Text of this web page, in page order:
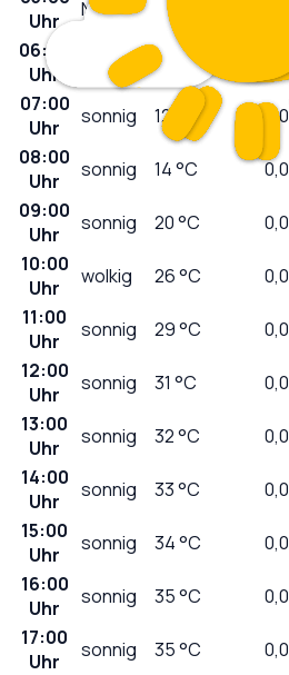
Uhr
Nebel 12
06:00
Uhr
sonnig 11 °C
07:00
Uhr
sonnig 12 °C 0,0
08:00
Uhr
sonnig 14°C 0,0
09:00
Uhr
sonnig 20°C 0,0
10:00
Uhr
wolkig 26°C 0,0
11:00
Uhr
sonnig 29°C 0,0
12:00
Uhr
sonnig 31 °C 0,0
13:00
Uhr
sonnig 32°C 0,0
14:00
Uhr
sonnig 33°C 0,0
15:00
Uhr
sonnig 34°C 0,0
16:00
Uhr
sonnig 35°C 0,0
17:00
Uhr
sonnig 35°C 0,0